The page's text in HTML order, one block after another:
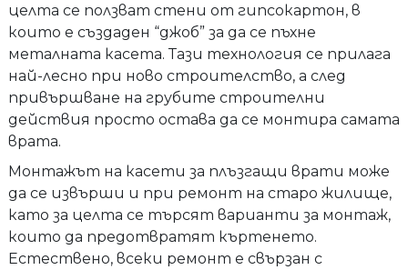
целта се ползват стени от гипсокартон, в
които е създаден “джоб” за да се пъхне
металната касета. Тази технология се прилага
най-лесно при ново строителство, а след
привършване на грубите строителни
действия просто остава да се монтира самата
врата.
Монтажът на касети за плъзгащи врати може
да се извърши и при ремонт на старо жилище,
като за целта се търсят варианти за монтаж,
които да предотвратят къртенето.
Естествено, всеки ремонт е свързан с